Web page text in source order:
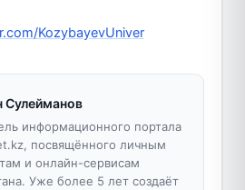
KozybayevUniver
Сулейманов
информационного портала
посвящённого личным
и онлайн-сервисам
Уже более 5 лет создаёт